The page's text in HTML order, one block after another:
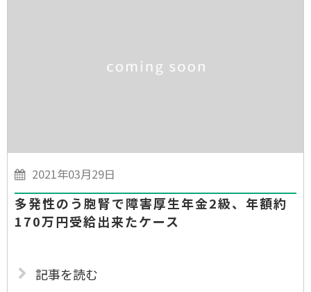
2021年03月29日
多発性のう胞腎で障害厚生年金2級、年額約
170万円受給出来たケース
記事を読む